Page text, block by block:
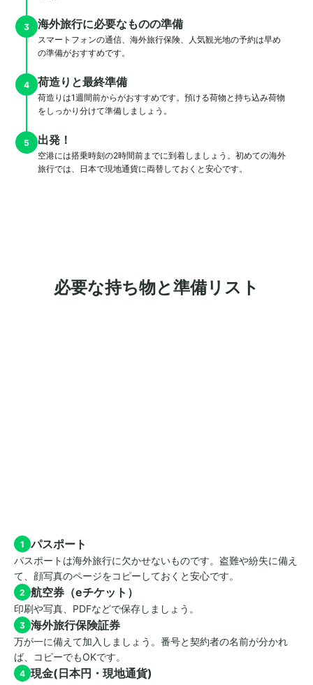
3 海外旅行に必要なものの準備
スマートフォンの通信、海外旅行保険、人気観光地の予約は早め
の準備がおすすめです。
4 荷造りと最終準備
荷造りは1週間前からがおすすめです。預ける荷物と持ち込み荷物
をしっかり分けて準備しましょう。
5 出発！
空港には搭乗時刻の2時間前までに到着しましょう。初めての海外
旅行では、日本で現地通貨に両替しておくと安心です。
必要な持ち物と準備リスト
1 パスポート
パスポートは海外旅行に欠かせないものです。盗難や紛失に備え
て、顔写真のページをコピーしておくと安心です。
2 航空券（eチケット）
印刷や写真、PDFなどで保存しましょう。
3 海外旅行保険証券
万が一に備えて加入しましょう。番号と契約者の名前が分かれ
ば、コピーでもOKです。
4 現金(日本円・現地通貨)